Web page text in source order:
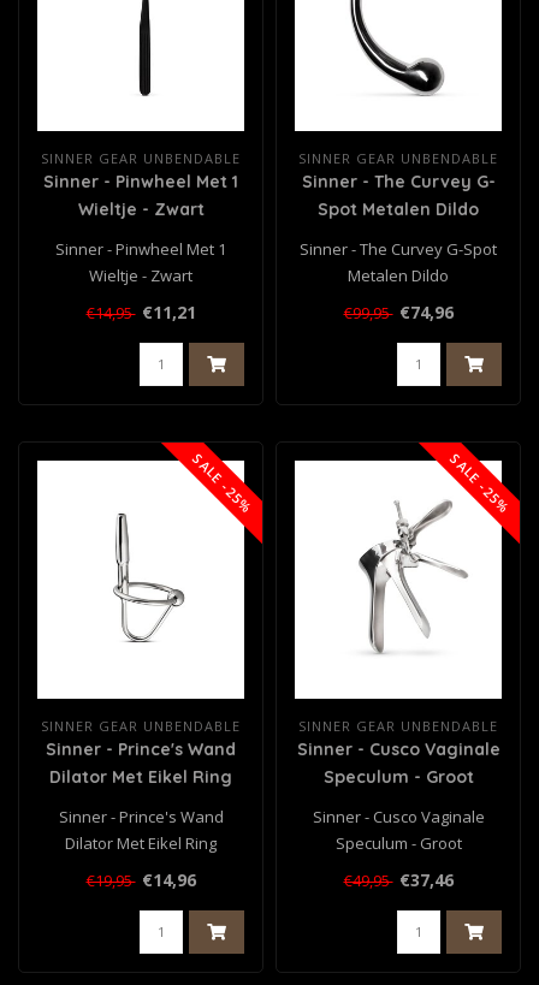
SINNER GEAR UNBENDABLE
Sinner - Pinwheel Met 1
Wieltje - Zwart
Sinner - Pinwheel Met 1
Wieltje - Zwart
€14,95 €11,21
SINNER GEAR UNBENDABLE
Sinner - The Curvey G-
Spot Metalen Dildo
Sinner - The Curvey G-Spot
Metalen Dildo
€99,95 €74,96
SALE -25%
SINNER GEAR UNBENDABLE
Sinner - Prince's Wand
Dilator Met Eikel Ring
Sinner - Prince's Wand
Dilator Met Eikel Ring
€19,95 €14,96
SALE -25%
SINNER GEAR UNBENDABLE
Sinner - Cusco Vaginale
Speculum - Groot
Sinner - Cusco Vaginale
Speculum - Groot
€49,95 €37,46